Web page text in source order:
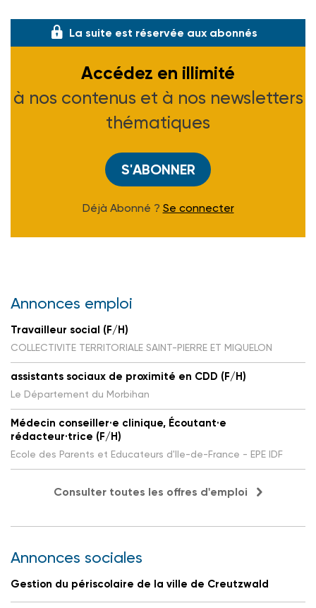
La suite est réservée aux abonnés
Accédez en illimité
à nos contenus et à nos newsletters
thématiques
S'ABONNER
Déjà Abonné ? Se connecter
Annonces emploi
Travailleur social (F/H)
COLLECTIVITE TERRITORIALE SAINT-PIERRE ET MIQUELON
assistants sociaux de proximité en CDD (F/H)
Le Département du Morbihan
Médecin conseiller·e clinique, Écoutant·e
rédacteur·trice (F/H)
Ecole des Parents et Educateurs d'Ile-de-France - EPE IDF
Consulter toutes les offres d'emploi
Annonces sociales
Gestion du périscolaire de la ville de Creutzwald